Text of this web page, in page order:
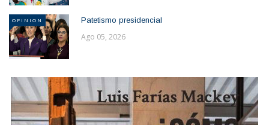
OPINION Patetismo presidencial
Ago 05, 2026